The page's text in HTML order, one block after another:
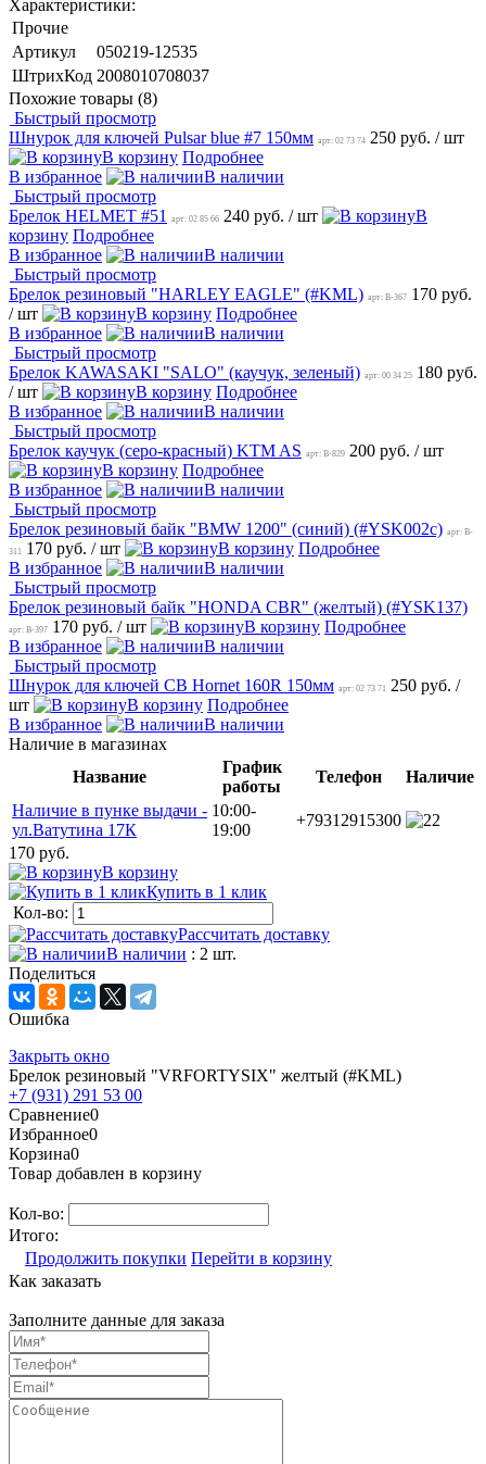
Характеристики:
Прочие
Артикул
050219-12535
ШтрихКод 2008010708037
Похожие товары (8)
Быстрый просмотр
Шнурок для ключей Pulsar blue #7 150мм арт: 02 73 74 250 руб. / шт
В корзину Подробнее
В избранное
В наличии
Быстрый просмотр
Брелок HELMET #51
арт: 02 85 66 240 руб. / шт
В
корзину Подробнее
В избранное
В наличии
Быстрый просмотр
Брелок резиновый "HARLEY EAGLE" (#KML) арт: B-367 170 руб.
/ шт
В корзину Подробнее
В избранное
В наличии
Быстрый просмотр
Брелок KAWASAKI "SALO" (каучук, зеленый) арт: 00 34 25 180 руб.
/ шт
В корзину Подробнее
В избранное
В наличии
Быстрый просмотр
Брелок каучук (серо-красный) KTM AS арт: B-829 200 руб. / шт
В корзину Подробнее
В избранное
В наличии
Быстрый просмотр
Брелок резиновый байк "BMW 1200" (синий) (#YSK002c) арт: B-
311 170 руб. / шт В корзину Подробнее
В избранное
В наличии
Быстрый просмотр
Брелок резиновый байк "HONDA CBR" (желтый) (#YSK137)
арт: B-397 170 руб. / шт В корзину Подробнее
В избранное
В наличии
Быстрый просмотр
Шнурок для ключей CB Hornet 160R 150мм арт: 02 73 71 250 руб. /
шт
В корзину Подробнее
В избранное
В наличии
Наличие в магазинах
Название
График
работы
Телефон
Наличие
Наличие в пунке выдачи -
ул.Ватутина 17К
10:00-
19:00
+79312915300
2
170 руб.
В корзину
Купить в 1 клик
Кол-во:
Рассчитать доставку
В наличии : 2 шт.
Поделиться
Ошибка
Закрыть окно
Брелок резиновый "VRFORTYSIX" желтый (#KML)
+7 (931) 291 53 00
Сравнение0
Избранное0
Корзина0
Товар добавлен в корзину
Кол-во:
Итого:
Продолжить покупки Перейти в корзину
Как заказать
Заполните данные для заказа